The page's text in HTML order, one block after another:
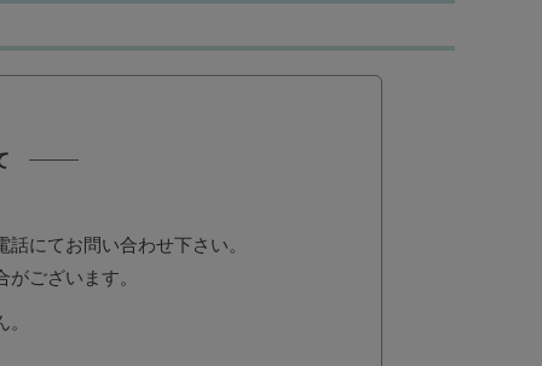
にてお問い合わせ下さい。
ございます。